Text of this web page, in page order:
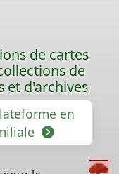
de cartes
de
et d'archives
en